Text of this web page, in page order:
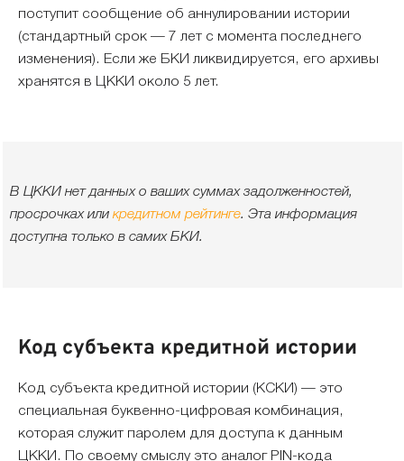
поступит сообщение об аннулировании истории
(стандартный срок — 7 лет с момента последнего
изменения). Если же БКИ ликвидируется, его архивы
хранятся в ЦККИ около 5 лет.
В ЦККИ нет данных о ваших суммах задолженностей,
просрочках иликредитном рейтинге. Эта информация
доступна только в самих БКИ.
Код субъекта кредитной истории
Код субъекта кредитной истории (КСКИ) — это
специальная буквенно-цифровая комбинация,
которая служит паролем для доступа к данным
ЦККИ. По своему смыслу это аналог PIN-кода